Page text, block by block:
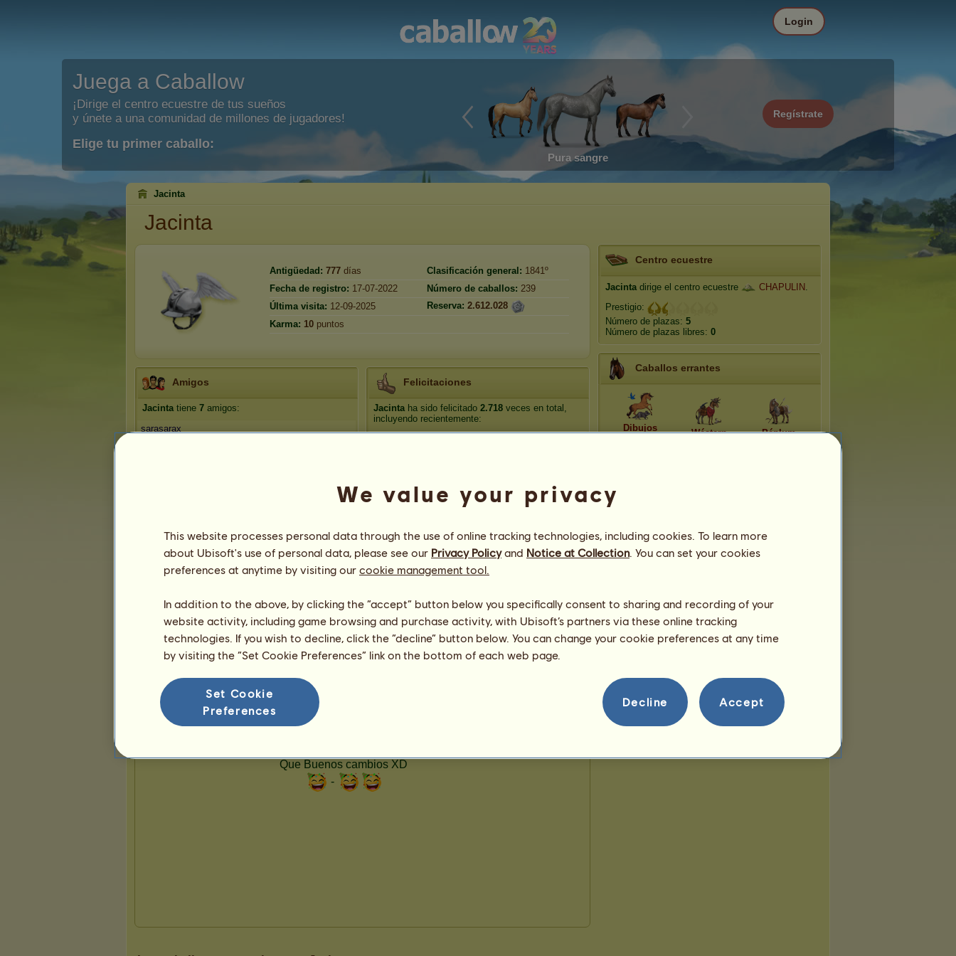
Juega a Caballow
¡Dirige el centro ecuestre de tus sueños
y únete a una comunidad de millones de jugadores!
Elige tu primer caballo:
Pura sangre
Regístrate
Login
Jacinta
Jacinta
Antigüedad: 777 días Clasificación general: 1841º
Fecha de registro: 17-07-2022 Número de caballos: 239
Última visita: 12-09-2025 Reserva: 2.612.028
Karma: 10 puntos
Amigos
Jacintatiene 7 amigos:
sarasarax
Felicitaciones
Jacintaha sido felicitado 2.718 veces en total,
incluyendo recientemente:
CLARO DE LUNA
Hace 189 días
Hace 194 días
Trofeos
1 34 108
Presentación
Centro ecuestre
Jacintadirige el centro ecuestre CHAPULIN.
Prestigio:
Número de plazas: 5
Número de plazas libres: 0
Caballos errantes
Dibujos
Wéstern Péplum
Director Hermes
Polilla
We value your privacy
This website processes personal data through the use of online tracking technologies, including cookies. To learn more
about Ubisoft's use of personal data, please see our Privacy Policyand Notice at Collection. You can set your cookies
preferences at anytime by visiting our cookie management tool.
In addition to the above, by clicking the “accept” button below you specifically consent to sharing and recording of your
website activity, including game browsing and purchase activity, with Ubisoft’s partners via these online tracking
technologies. If you wish to decline, click the “decline” button below. You can change your cookie preferences at any time
by visiting the “Set Cookie Preferences” link on the bottom of each web page.
Set Cookie
Preferences
Decline Accept